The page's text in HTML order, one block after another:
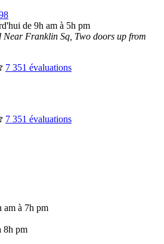
de 9h am à 5h pm
Near Franklin Sq, Two doors up from
7 351 évaluations
7 351 évaluations
am à 7h pm
8h pm